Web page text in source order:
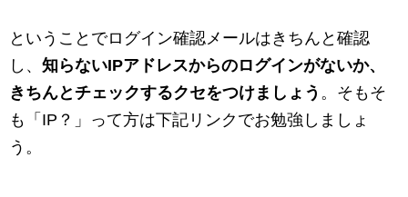
ということでログイン確認メールはきちんと確認
し、 知らないIPアドレスからのログインがないか、
きちんとチェックするクセをつけましょう 。そもそ
も「IP？」って方は下記リンクでお勉強しましょ
う。